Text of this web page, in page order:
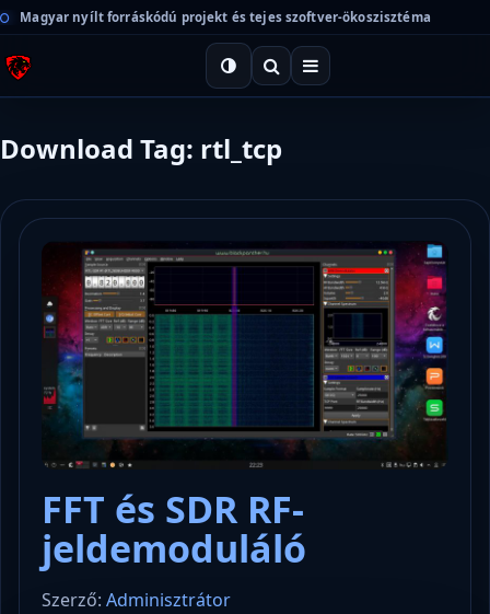
Magyar nyílt forráskódú projekt és tejes szoftver-ökoszisztéma
Download Tag: rtl_tcp
FFT és SDR RF-
jeldemoduláló
Szerző: Adminisztrátor